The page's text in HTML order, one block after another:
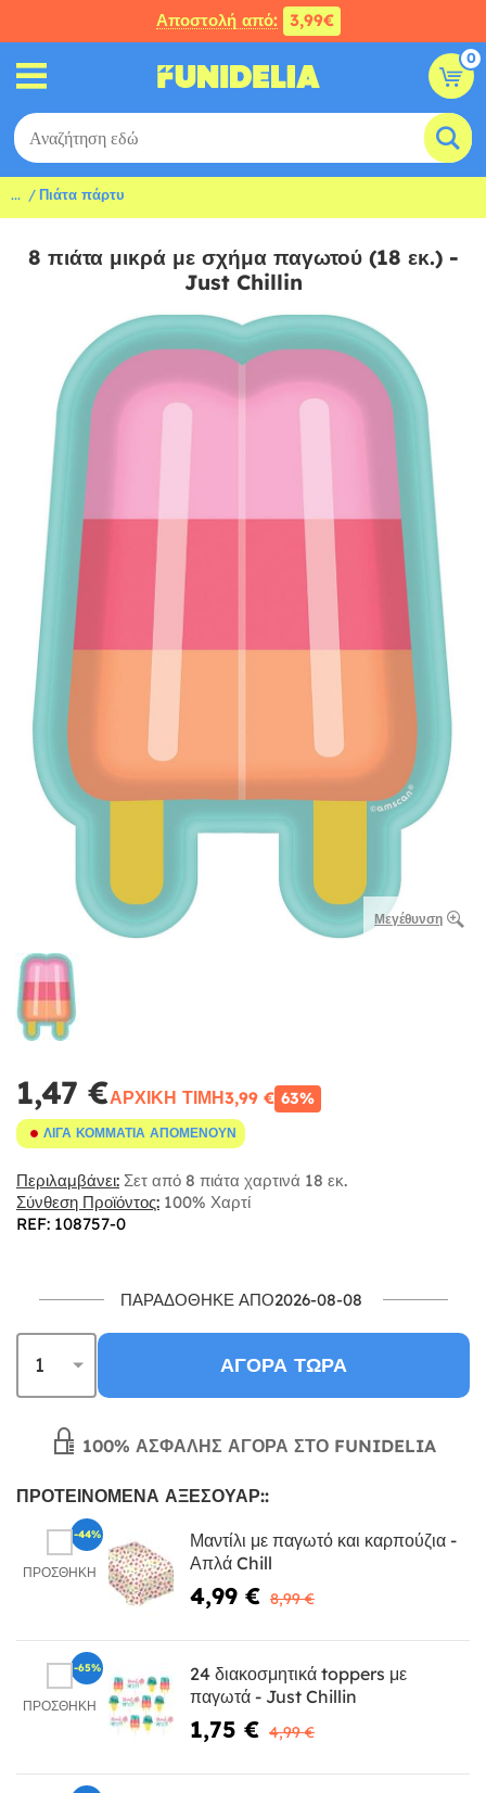
Αποστολή από: 3,99€
0
... Πιάτα πάρτυ
8 πιάτα μικρά με σχήμα παγωτού (18 εκ.) -
Just Chillin
Μεγέθυνση
1,47 €ΑΡΧΙΚΉ ΤΙΜΉ3,99 € 63%
ΛΊΓΑ ΚΟΜΜΆΤΙΑ ΑΠΟΜΈΝΟΥΝ
Περιλαμβάνει: Σετ από 8 πιάτα χαρτινά 18 εκ.
Σύνθεση Προϊόντος: 100% Χαρτί
REF: 108757-0
ΠΑΡΑΔΌΘΗΚΕ ΑΠΌ2026-08-08
ΑΓΟΡΆ ΤΏΡΑ
100% ΑΣΦΑΛΉΣ ΑΓΟΡΆ ΣΤΟ FUNIDELIA
ΠΡΟΤΕΙΝΌΜΕΝΑ ΑΞΕΣΟΥΆΡ::
ΠΡΟΣΘΉΚΗ
Μαντίλι με παγωτό και καρπούζια -
Απλά Chill
4,99 € 8,99 €
-44%
ΠΡΟΣΘΉΚΗ
24 διακοσμητικά toppers με
παγωτά - Just Chillin
1,75 € 4,99 €
-65%